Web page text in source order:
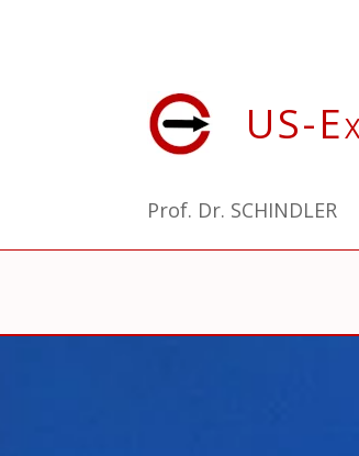
US-
Prof. Dr. SCHINDLER